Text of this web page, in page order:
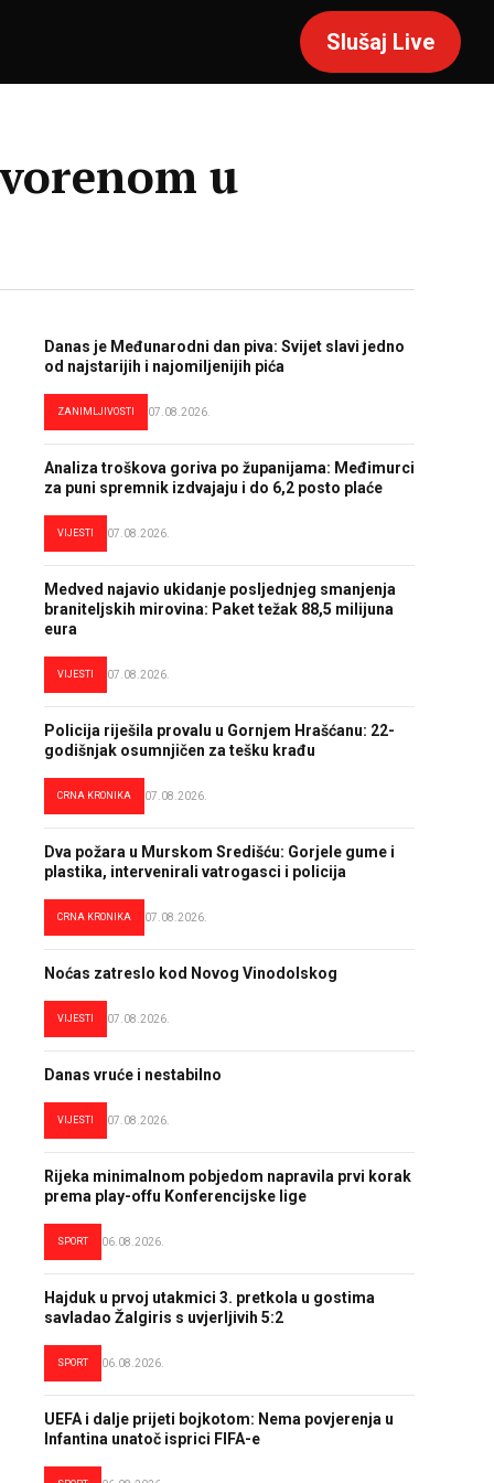
Slušaj Live
u
Danas je Međunarodni dan piva: Svijet slavi jedno
od najstarijih i najomiljenijih pića
ZANIMLJIVOSTI 07.08.2026.
Analiza troškova goriva po županijama: Međimurci
za puni spremnik izdvajaju i do 6,2 posto plaće
VIJESTI 07.08.2026.
Medved najavio ukidanje posljednjeg smanjenja
braniteljskih mirovina: Paket težak 88,5 milijuna
eura
VIJESTI 07.08.2026.
Policija riješila provalu u Gornjem Hrašćanu: 22-
godišnjak osumnjičen za tešku krađu
CRNA KRONIKA 07.08.2026.
Dva požara u Murskom Središću: Gorjele gume i
plastika, intervenirali vatrogasci i policija
CRNA KRONIKA 07.08.2026.
Noćas zatreslo kod Novog Vinodolskog
VIJESTI 07.08.2026.
Danas vruće i nestabilno
VIJESTI 07.08.2026.
Rijeka minimalnom pobjedom napravila prvi korak
prema play-offu Konferencijske lige
SPORT 06.08.2026.
Hajduk u prvoj utakmici 3. pretkola u gostima
savladao Žalgiris s uvjerljivih 5:2
SPORT 06.08.2026.
UEFA i dalje prijeti bojkotom: Nema povjerenja u
Infantina unatoč isprici FIFA-e